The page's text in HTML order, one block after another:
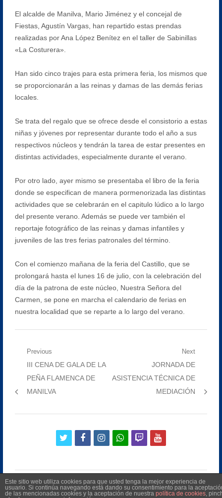
El alcalde de Manilva, Mario Jiménez y el concejal de
Fiestas, Agustín Vargas, han repartido estas prendas
realizadas por Ana López Benítez en el taller de Sabinillas
«La Costurera».
Han sido cinco trajes para esta primera feria, los mismos que
se proporcionarán a las reinas y damas de las demás ferias
locales.
Se trata del regalo que se ofrece desde el consistorio a estas
niñas y jóvenes por representar durante todo el año a sus
respectivos núcleos y tendrán la tarea de estar presentes en
distintas actividades, especialmente durante el verano.
Por otro lado, ayer mismo se presentaba el libro de la feria
donde se especifican de manera pormenorizada las distintas
actividades que se celebrarán en el capitulo lúdico a lo largo
del presente verano. Además se puede ver también el
reportaje fotográfico de las reinas y damas infantiles y
juveniles de las tres ferias patronales del término.
Con el comienzo mañana de la feria del Castillo, que se
prolongará hasta el lunes 16 de julio, con la celebración del
día de la patrona de este núcleo, Nuestra Señora del
Carmen, se pone en marcha el calendario de ferias en
nuestra localidad que se reparte a lo largo del verano.
Navegación
entradas
Previous
Previous
post:
III CENA DE GALA DE LA
PEÑA FLAMENCA DE
MANILVA
Next
Next
post:
JORNADA DE
ASISTENCIA TÉCNICA DE
MEDIACIÓN
twitterfacebookinstagramwhatsapp
twitchyoutube
Este sitio web utiliza cookies para que usted tenga la mejor experiencia de
usuario. Si continúa navegando está dando su consentimiento para la
de las mencionadas cookies y la aceptación de nuestra política de cookies,